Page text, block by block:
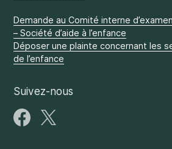
Demande au Comité interne
– Société d’aide à l’enfance
Déposer une plainte concernant les
de l’enfance
Suivez-nous